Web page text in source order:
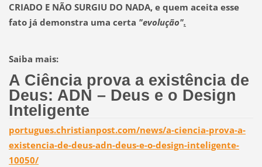
CRIADO E NÃO SURGIU DO NADA,e quem aceita esse
fato já demonstra uma certa "evolução".
Saiba mais:
A Ciência prova a existência de
Deus: ADN – Deus e o Design
Inteligente
portugues.christianpost.com/news/a-ciencia-prova-a-
existencia-de-deus-adn-deus-e-o-design-inteligente-
10050/